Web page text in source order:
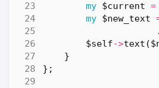
my $current =
my $new_text
.
$self->text (
}
};